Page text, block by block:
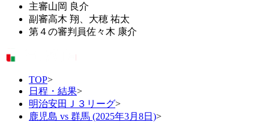
主審山岡 良介
副審高木 翔、大穂 祐太
第４の審判員佐々木 康介
TOP>
日程・結果>
明治安田Ｊ３リーグ>
鹿児島 vs 群馬 (2025年3月8日)>